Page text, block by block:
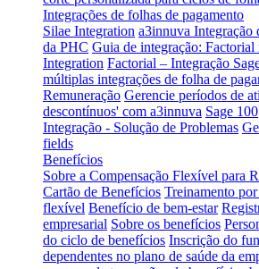
Integrações de folhas de pagamento
Silae Integration a3innuva Integração
da PHC Guia de integração:
Integration Factorial – Integração
múltiplas integrações de folha de
Remuneração Gerencie períodos de
descontínuos' com a3innuva Sage 100
Integração - Solução de Problemas
fields
Benefícios
Sobre a Compensação Flexível para
Cartão de Benefícios Treinamento
flexível Benefício de bem-estar
empresarial Sobre os benefícios
do ciclo de benefícios Inscrição do
dependentes no plano de saúde da